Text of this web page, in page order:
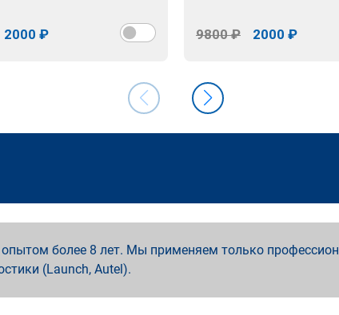
2000 ₽ 9800 ₽ 2000 ₽
более 8 лет. Мы применяем только
(Launch, Autel).